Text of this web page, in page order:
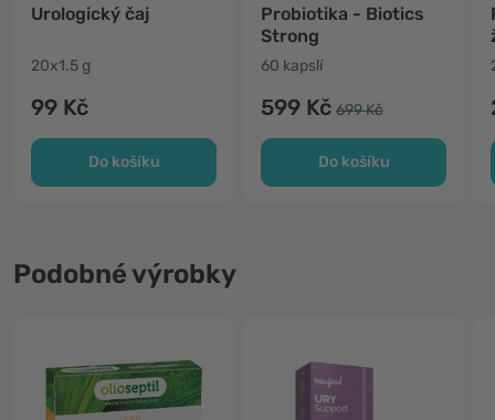
Urologický čaj
20x1.5 g
99 Kč
Do košíku
Probiotika - Biotics
Strong
60 kapslí
599 Kč 699 Kč
Do košíku
Podobné výrobky